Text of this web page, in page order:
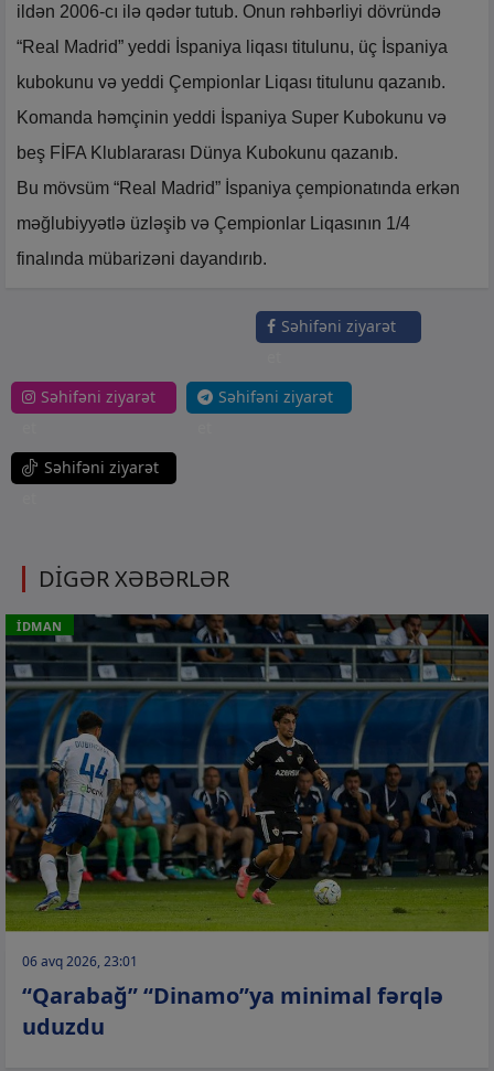
ildən 2006-cı ilə qədər tutub. Onun rəhbərliyi dövründə
“Real Madrid” yeddi İspaniya liqası titulunu, üç İspaniya
kubokunu və yeddi Çempionlar Liqası titulunu qazanıb.
Komanda həmçinin yeddi İspaniya Super Kubokunu və
beş FİFA Klublararası Dünya Kubokunu qazanıb.
Bu mövsüm “Real Madrid” İspaniya çempionatında erkən
məğlubiyyətlə üzləşib və Çempionlar Liqasının 1/4
finalında mübarizəni dayandırıb.
Səhifəni ziyarət
Səhifəni ziyarət
Səhifəni ziyarət
Səhifəni ziyarət
DİGƏR XƏBƏRLƏR
İDMAN
06 avq 2026, 23:01
“Qarabağ” “Dinamo”ya minimal fərqlə
uduzdu